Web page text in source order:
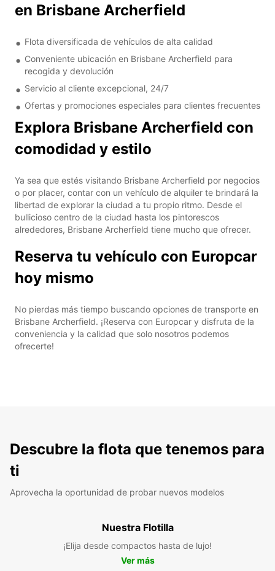
en Brisbane Archerfield
Flota diversificada de vehículos de alta calidad
Conveniente ubicación en Brisbane Archerfield para
recogida y devolución
Servicio al cliente excepcional, 24/7
Ofertas y promociones especiales para clientes frecuentes
Explora Brisbane Archerfield con
comodidad y estilo
Ya sea que estés visitando Brisbane Archerfield por negocios
o por placer, contar con un vehículo de alquiler te brindará la
libertad de explorar la ciudad a tu propio ritmo. Desde el
bullicioso centro de la ciudad hasta los pintorescos
alrededores, Brisbane Archerfield tiene mucho que ofrecer.
Reserva tu vehículo con Europcar
hoy mismo
No pierdas más tiempo buscando opciones de transporte en
Brisbane Archerfield. ¡Reserva con Europcar y disfruta de la
conveniencia y la calidad que solo nosotros podemos
ofrecerte!
Descubre la flota que tenemos para
ti
Aprovecha la oportunidad de probar nuevos modelos
Nuestra Flotilla
¡Elija desde compactos hasta de lujo!
Ver más